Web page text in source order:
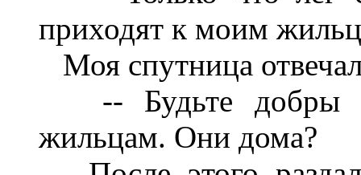
приходят к моим
Моя спутница
-- Будьте добры
жильцам. Они дома?